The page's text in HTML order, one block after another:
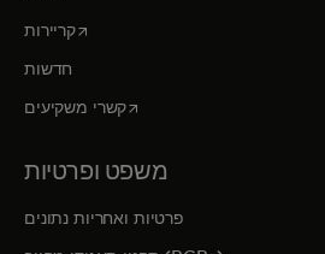
קריירותopens in a new tab
חדשות
קשרי משקיעיםopens in a new tab
משפט ופרטיות
פרטיות ואחריות נתונים